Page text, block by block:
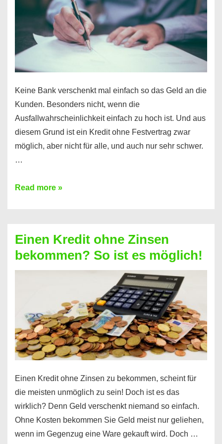
Handy
möglich!
Keine Bank verschenkt mal einfach so das Geld an die
Kunden. Besonders nicht, wenn die
Ausfallwahrscheinlichkeit einfach zu hoch ist. Und aus
diesem Grund ist ein Kredit ohne Festvertrag zwar
möglich, aber nicht für alle, und auch nur sehr schwer.
…
Ist
Festvertrag
für
jeden
erfahren
Sie
es
Read more »
Einen Kredit ohne Zinsen
bekommen? So ist es möglich!
Einen Kredit ohne Zinsen zu bekommen, scheint für
die meisten unmöglich zu sein! Doch ist es das
wirklich? Denn Geld verschenkt niemand so einfach.
Ohne Kosten bekommen Sie Geld meist nur geliehen,
wenn im Gegenzug eine Ware gekauft wird. Doch …